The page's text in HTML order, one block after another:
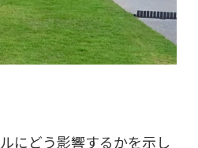
にどう影響するかを示し